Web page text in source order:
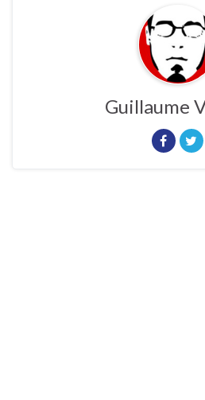
Guillaume